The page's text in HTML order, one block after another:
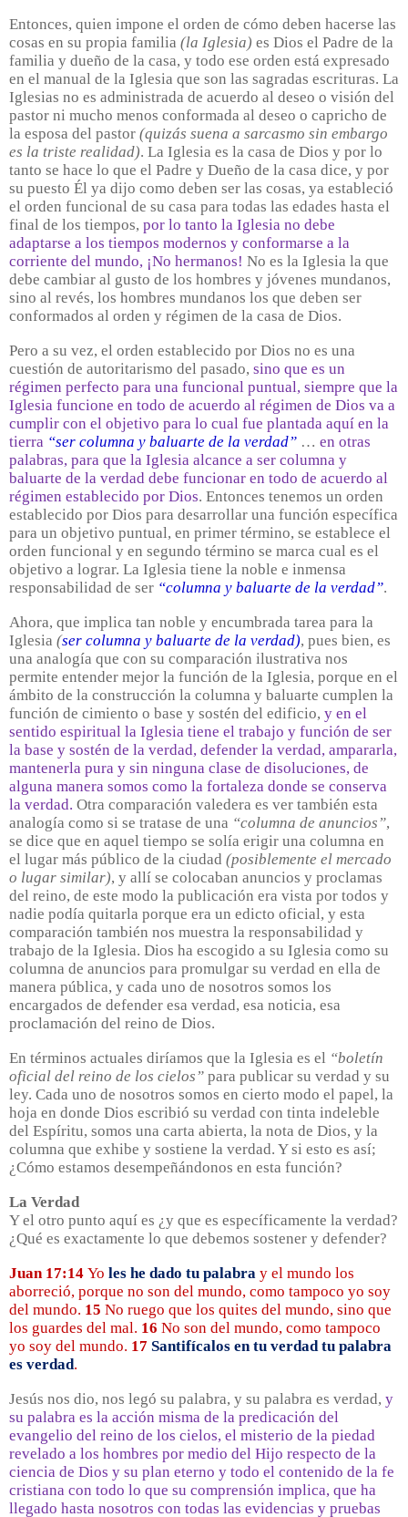
Entonces, quien impone el orden de cómo deben hacerse las
cosas en su propia familia (la Iglesia) es Dios el Padre de la
familia y dueño de la casa, y todo ese orden está expresado
en el manual de la Iglesia que son las sagradas escrituras. La
Iglesias no es administrada de acuerdo al deseo o visión del
pastor ni mucho menos conformada al deseo o capricho de
la esposa del pastor (quizás suena a sarcasmo sin embargo
es la triste realidad). La Iglesia es la casa de Dios y por lo
tanto se hace lo que el Padre y Dueño de la casa dice, y por
su puesto Él ya dijo como deben ser las cosas, ya estableció
el orden funcional de su casa para todas las edades hasta el
final de los tiempos, por lo tanto la Iglesia no debe
adaptarse a los tiempos modernos y conformarse a la
corriente del mundo, ¡No hermanos! No es la Iglesia la que
debe cambiar al gusto de los hombres y jóvenes mundanos,
sino al revés, los hombres mundanos los que deben ser
conformados al orden y régimen de la casa de Dios.
Pero a su vez, el orden establecido por Dios no es una
cuestión de autoritarismo del pasado, sino que es un
régimen perfecto para una funcional puntual, siempre que la
Iglesia funcione en todo de acuerdo al régimen de Dios va a
cumplir con el objetivo para lo cual fue plantada aquí en la
tierra “ser columna y baluarte de la verdad” … en otras
palabras, para que la Iglesia alcance a ser columna y
baluarte de la verdad debe funcionar en todo de acuerdo al
régimen establecido por Dios. Entonces tenemos un orden
establecido por Dios para desarrollar una función específica
para un objetivo puntual, en primer término, se establece el
orden funcional y en segundo término se marca cual es el
objetivo a lograr. La Iglesia tiene la noble e inmensa
responsabilidad de ser “columna y baluarte de la verdad”.
Ahora, que implica tan noble y encumbrada tarea para la
Iglesia (ser columna y baluarte de la verdad), pues bien, es
una analogía que con su comparación ilustrativa nos
permite entender mejor la función de la Iglesia, porque en el
ámbito de la construcción la columna y baluarte cumplen la
función de cimiento o base y sostén del edificio, y en el
sentido espiritual la Iglesia tiene el trabajo y función de ser
la base y sostén de la verdad, defender la verdad, ampararla,
mantenerla pura y sin ninguna clase de disoluciones, de
alguna manera somos como la fortaleza donde se conserva
la verdad. Otra comparación valedera es ver también esta
analogía como si se tratase de una “columna de anuncios”,
se dice que en aquel tiempo se solía erigir una columna en
el lugar más público de la ciudad (posiblemente el mercado
o lugar similar), y allí se colocaban anuncios y proclamas
del reino, de este modo la publicación era vista por todos y
nadie podía quitarla porque era un edicto oficial, y esta
comparación también nos muestra la responsabilidad y
trabajo de la Iglesia. Dios ha escogido a su Iglesia como su
columna de anuncios para promulgar su verdad en ella de
manera pública, y cada uno de nosotros somos los
encargados de defender esa verdad, esa noticia, esa
proclamación del reino de Dios.
En términos actuales diríamos que la Iglesia es el “boletín
oficial del reino de los cielos” para publicar su verdad y su
ley. Cada uno de nosotros somos en cierto modo el papel, la
hoja en donde Dios escribió su verdad con tinta indeleble
del Espíritu, somos una carta abierta, la nota de Dios, y la
columna que exhibe y sostiene la verdad. Y si esto es así;
¿Cómo estamos desempeñándonos en esta función?
La Verdad
Y el otro punto aquí es ¿y que es específicamente la verdad?
¿Qué es exactamente lo que debemos sostener y defender?
Juan 17:14 Yo les he dado tu palabra y el mundo los
aborreció, porque no son del mundo, como tampoco yo soy
del mundo. 15 No ruego que los quites del mundo, sino que
los guardes del mal. 16 No son del mundo, como tampoco
yo soy del mundo. 17 Santifícalos en tu verdad tu palabra
es verdad.
Jesús nos dio, nos legó su palabra, y su palabra es verdad, y
su palabra es la acción misma de la predicación del
evangelio del reino de los cielos, el misterio de la piedad
revelado a los hombres por medio del Hijo respecto de la
ciencia de Dios y su plan eterno y todo el contenido de la fe
cristiana con todo lo que su comprensión implica, que ha
llegado hasta nosotros con todas las evidencias y pruebas